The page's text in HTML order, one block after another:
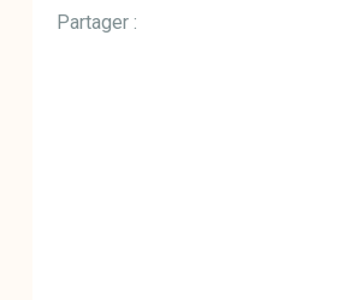
Partager :